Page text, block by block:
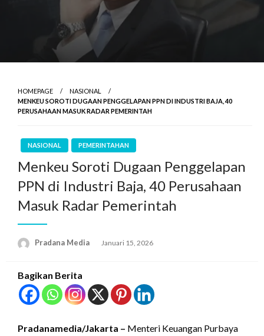
HOMEPAGE
NASIONAL
MENKEU SOROTI DUGAAN PENGGELAPAN PPN DI INDUSTRI BAJA, 40
PERUSAHAAN MASUK RADAR PEMERINTAH
NASIONAL PEMERINTAHAN
Menkeu Soroti Dugaan Penggelapan
PPN di Industri Baja, 40 Perusahaan
Masuk Radar Pemerintah
Pradana Media Januari 15, 2026
Bagikan Berita
Pradanamedia/Jakarta – Menteri Keuangan Purbaya